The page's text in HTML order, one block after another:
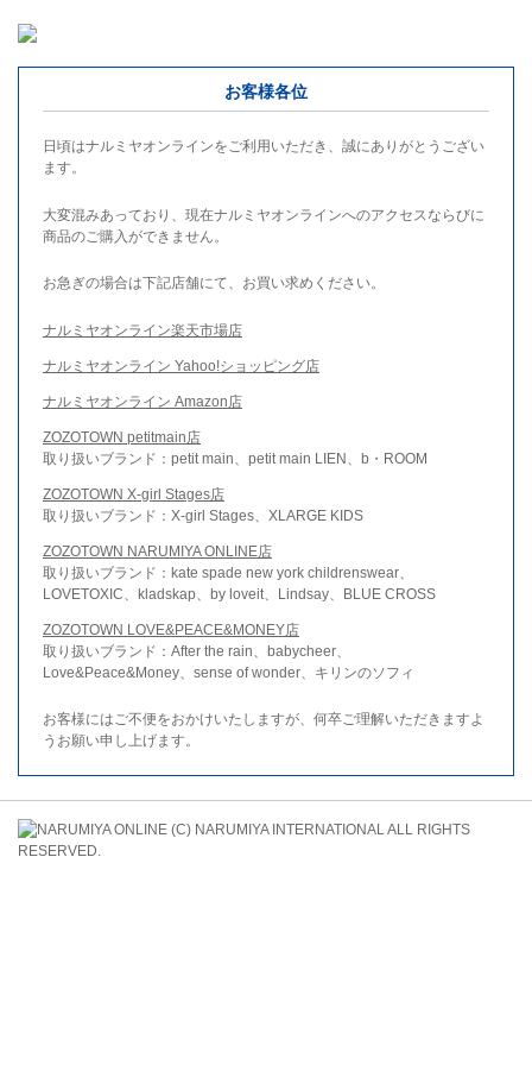
お客様各位
日頃はナルミヤオンラインをご利用いただき、誠にありがとうござい
ます。
大変混みあっており、現在ナルミヤオンラインへのアクセスならびに
商品のご購入ができません。
お急ぎの場合は下記店舗にて、お買い求めください。
ナルミヤオンライン楽天市場店
ナルミヤオンライン Yahoo!ショッピング店
ナルミヤオンライン Amazon店
ZOZOTOWN petitmain店
取り扱いブランド：petit main、petit main LIEN、b・ROOM
ZOZOTOWN X-girl Stages店
取り扱いブランド：X-girl Stages、XLARGE KIDS
ZOZOTOWN NARUMIYA ONLINE店
取り扱いブランド：kate spade new york childrenswear、
LOVETOXIC、kladskap、by loveit、Lindsay、BLUE CROSS
ZOZOTOWN LOVE&PEACE&MONEY店
取り扱いブランド：After the rain、babycheer、
Love&Peace&Money、sense of wonder、キリンのソフィ
お客様にはご不便をおかけいたしますが、何卒ご理解いただきますよ
うお願い申し上げます。